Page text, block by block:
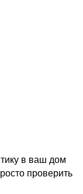
в ваш дом
проверить